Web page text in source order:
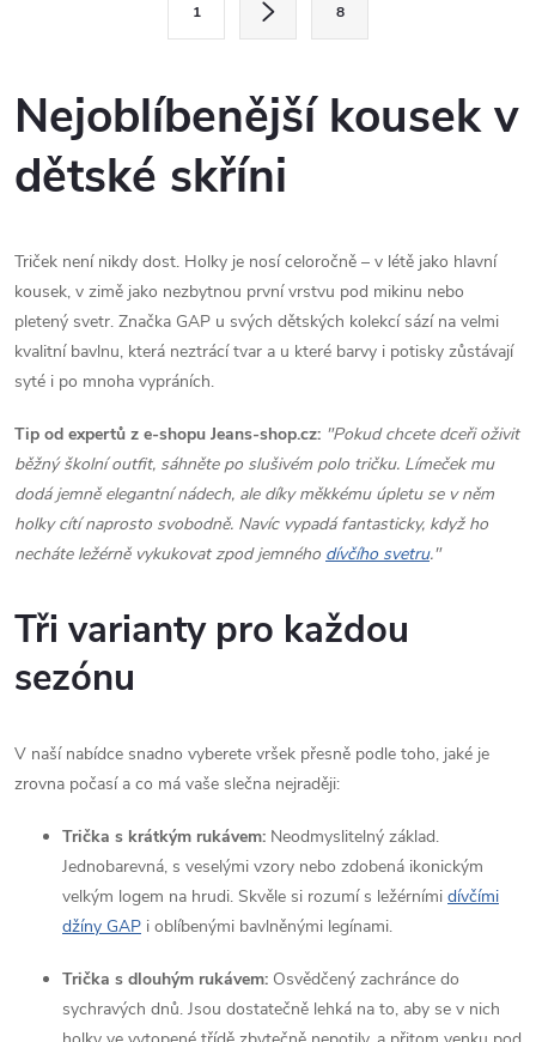
d
a
c
p
r
v
k
y
v
ý
p
i
u
á
n
k
o
á
n
í
1 8
Nejoblíbenější kousek v
dětské skříni
Triček není nikdy dost. Holky je nosí celoročně – v létě jako hlavní
kousek, v zimě jako nezbytnou první vrstvu pod mikinu nebo
pletený svetr. Značka GAP u svých dětských kolekcí sází na velmi
kvalitní bavlnu, která neztrácí tvar a u které barvy i potisky zůstávají
syté i po mnoha vypráních.
Tip od expertů z e-shopu Jeans-shop.cz: "Pokud chcete dceři oživit
běžný školní outfit, sáhněte po slušivém polo tričku. Límeček mu
dodá jemně elegantní nádech, ale díky měkkému úpletu se v něm
holky cítí naprosto svobodně. Navíc vypadá fantasticky, když ho
necháte ležérně vykukovat zpod jemného dívčího svetru."
Tři varianty pro každou
sezónu
V naší nabídce snadno vyberete vršek přesně podle toho, jaké je
zrovna počasí a co má vaše slečna nejraději:
Trička s krátkým rukávem: Neodmyslitelný základ.
Jednobarevná, s veselými vzory nebo zdobená ikonickým
velkým logem na hrudi. Skvěle si rozumí s ležérními dívčími
džíny GAP i oblíbenými bavlněnými legínami.
Trička s dlouhým rukávem: Osvědčený zachránce do
sychravých dnů. Jsou dostatečně lehká na to, aby se v nich